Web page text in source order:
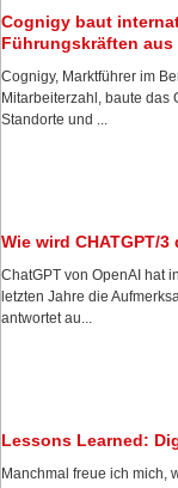
Cognigy baut
Führungskräften aus
Cognigy, Marktführer im
Mitarbeiterzahl, baute das
Standorte und ...
Wie wird CHATGPT/
ChatGPT von OpenAI hat
letzten Jahre die
antwortet au...
Lessons Learned:
Manchmal freue ich mich,